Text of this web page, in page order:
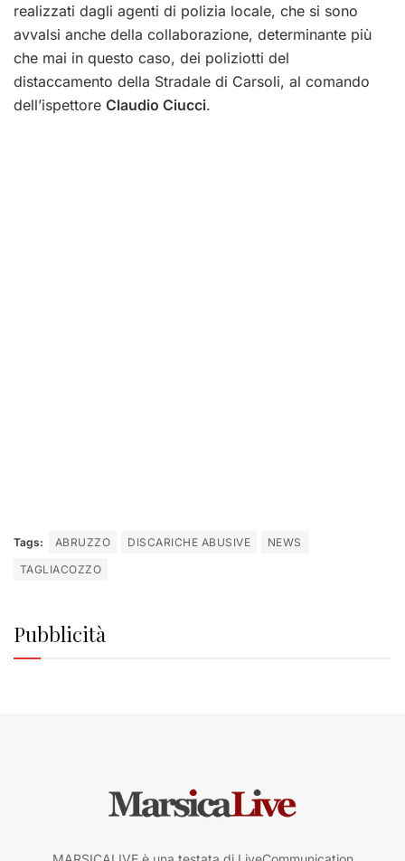
realizzati dagli agenti di polizia locale, che si sono
avvalsi anche della collaborazione, determinante più
che mai in questo caso, dei poliziotti del
distaccamento della Stradale di Carsoli, al comando
dell’ispettore Claudio Ciucci.
Tags: ABRUZZO DISCARICHE ABUSIVE
NEWS
TAGLIACOZZO
Pubblicità